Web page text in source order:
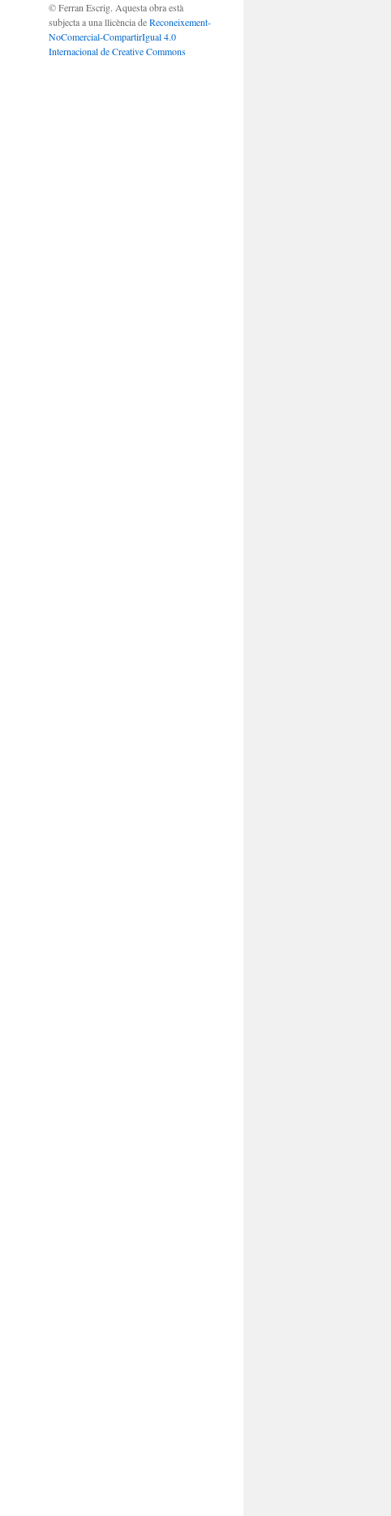
© Ferran Escrig. Aquesta obra està
subjecta a una llicència deReconeixement-
NoComercial-CompartirIgual 4.0
Internacional de Creative Commons